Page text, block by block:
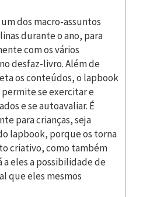
dos macro-assuntos
durante o ano, para
com os vários
desfaz-livro. Além de
os conteúdos, o lapbook
se exercitar e
e se autoavaliar. É
para crianças, seja
lapbook, porque os torna
criativo, como também
eles a possibilidade de
que eles mesmos